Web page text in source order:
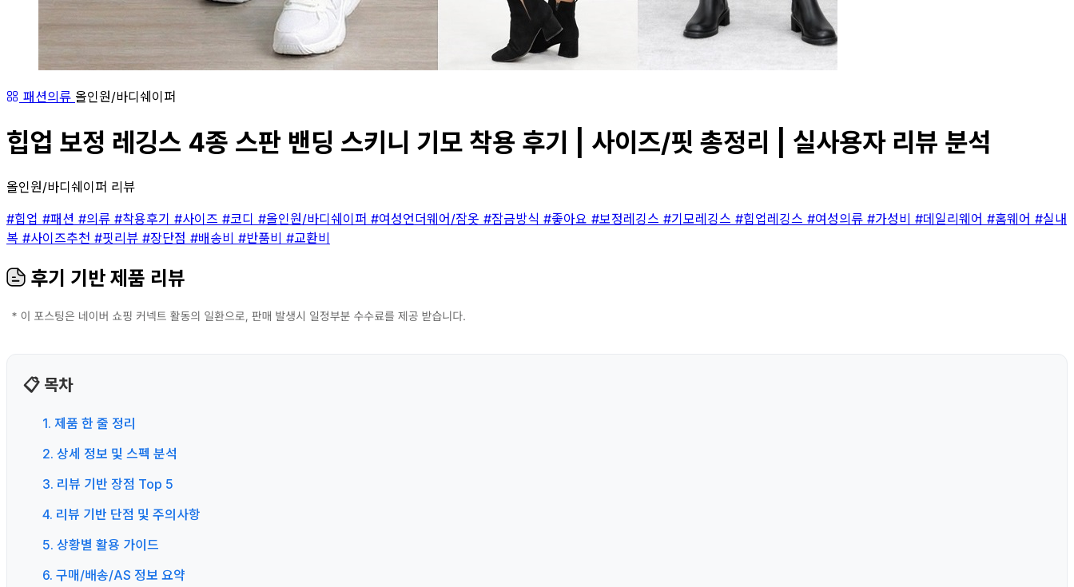
패션의류 올인원/바디쉐이퍼
힙업 보정 레깅스 4종 스판 밴딩 스키니 기모 착용 후기 | 사이즈/핏 총정리 | 실사용자 리뷰 분석
올인원/바디쉐이퍼 리뷰
#힙업 #패션 #의류 #착용후기 #사이즈 #코디 #올인원/바디쉐이퍼 #여성언더웨어/잠옷 #잠금방식 #좋아요 #보정레깅스 #기모레깅스 #힙업레깅스 #여성의류 #가성비 #데일리웨어 #홈웨어 #실내
복 #사이즈추천 #핏리뷰 #장단점 #배송비 #반품비 #교환비
후기 기반 제품 리뷰
📋 목차
1. 제품 한 줄 정리
2. 상세 정보 및 스펙 분석
3. 리뷰 기반 장점 Top 5
4. 리뷰 기반 단점 및 주의사항
5. 상황별 활용 가이드
6. 구매/배송/AS 정보 요약